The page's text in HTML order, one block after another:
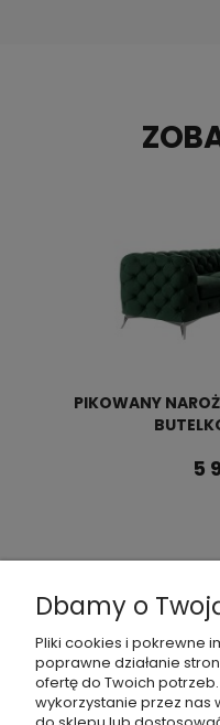
PIKOWANY
5
Dbamy o
Pliki cookies i pokrewne
poprawne działanie
ofertę do Twoich
wykorzystanie przez nas